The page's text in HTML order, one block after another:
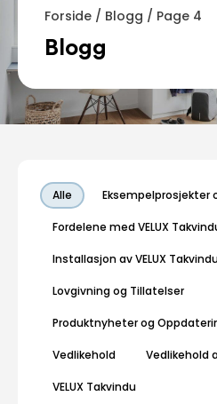
Forside / Blogg / Page 4
Blogg
Alle Eksempelprosjekter
Fordelene med VELUX
Installasjon av VELUX
Lovgivning og Tillatelser
Produktnyheter og
Vedlikehold Vedlikehold
VELUX Takvindu